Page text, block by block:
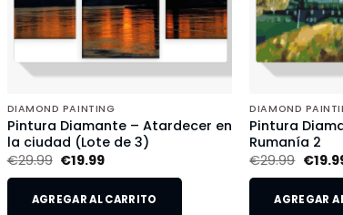
DIAMOND PAINTING
Pintura Diamante – Atardecer en
la ciudad (Lote de 3)
€29.99 €19.99
AGREGAR AL CARRITO
DIAMOND
Pintura
Rumanía 2
€29.99 €
AGREGAR